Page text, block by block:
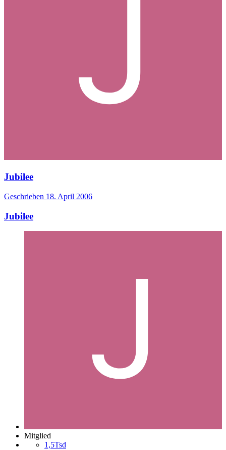
Jubilee
Geschrieben 18. April 2006
Jubilee
Mitglied
1,5Tsd